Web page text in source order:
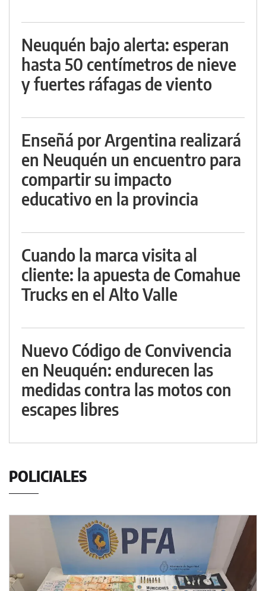
Neuquén bajo alerta: esperan
hasta 50 centímetros de nieve
y fuertes ráfagas de viento
Enseñá por Argentina realizará
en Neuquén un encuentro para
compartir su impacto
educativo en la provincia
Cuando la marca visita al
cliente: la apuesta de Comahue
Trucks en el Alto Valle
Nuevo Código de Convivencia
en Neuquén: endurecen las
medidas contra las motos con
escapes libres
POLICIALES